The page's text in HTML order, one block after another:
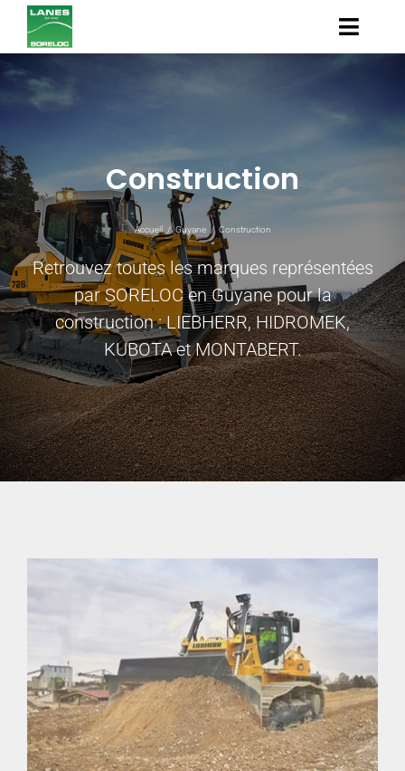
Passer
contenu
à
Construction
Agricole
Espaces Verts
Actualités
Service après-vente
Contact
Changer de région
Construction
Accueil / Guyane / Construction
Retrouvez toutes les marques représentées
par SORELOC en Guyane pour la
construction : LIEBHERR, HIDROMEK,
KUBOTA et MONTABERT.